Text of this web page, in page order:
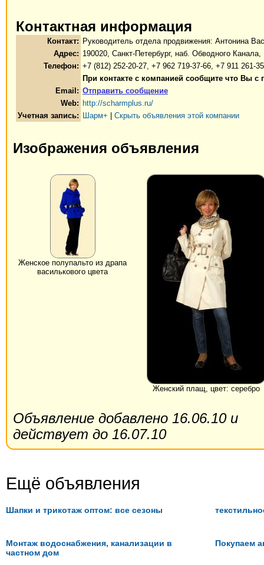
Контактная информация
Контакт: Руководитель отдела продвижения: Антонина
Адрес: 190020, Санкт-Петербург, наб. Обводного
Телефон: +7 (812) 252-20-27, +7 962 719-37-66, +7 911 261-
При контакте с компанией сообщите что Вы с
Email: Отправить сообщение
Web: http://scharmplus.ru/
Учетная запись: Шарм+ Скрыть объявления этой компании
Изображения объявления
Женское полупальто из драпа
василькового цвета
Женский плащ, цвет: серебро
Объявление добавлено 16.06.10 и
действует до 16.07.10
Ещё объявления
Шапки и трикотаж оптом: все сезоны
Монтаж водоснабжения, канализации в
частном дом
Покупаем